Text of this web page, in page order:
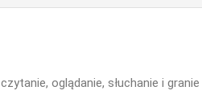
czytanie, oglądanie, słuchanie i granie